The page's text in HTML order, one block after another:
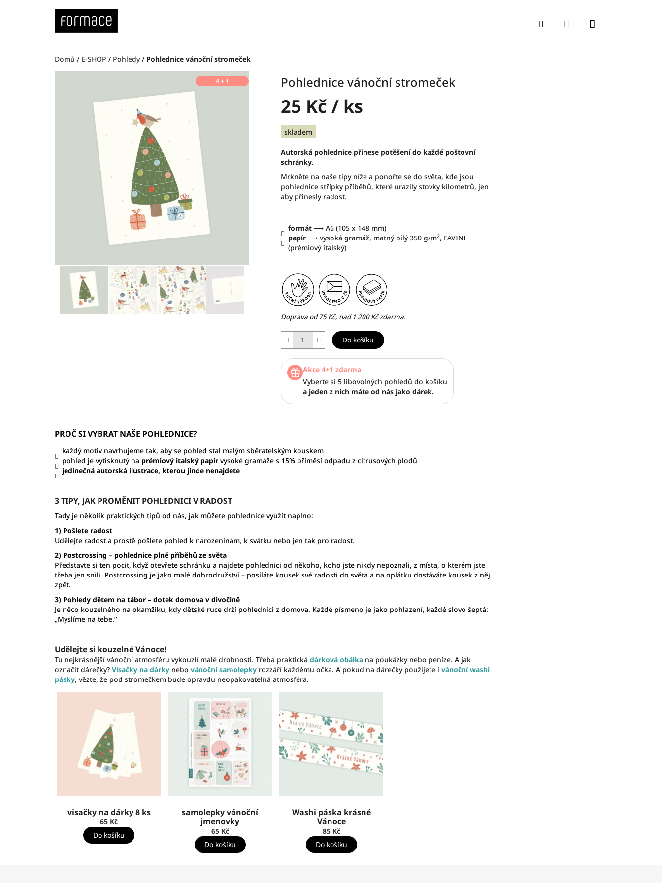
HledatPřihlášení
Domů / E-SHOP / Pohledy / Pohlednice vánoční stromeček
4 + 1 Pohlednice vánoční stromeček
25 Kč / ks
Měrná
cena:
skladem
Autorská pohlednice přinese potěšení do každé poštovní
schránky.
Mrkněte na naše tipy níže a ponořte se do světa, kde jsou
pohlednice střípky příběhů, které urazily stovky kilometrů, jen
aby přinesly radost.
formát ⟶ A6 (105 x 148 mm)
papír⟶ vysoká gramáž, matný bílý 350 g/m2, FAVINI
(prémiový italský)
Doprava od 75 Kč, nad 1 200 Kč zdarma.
Do košíku
Akce 4+1 zdarma
Vyberte si 5 libovolných pohledů do košíku
a jeden z nich máte od nás jako dárek.
PROČ SI VYBRAT NAŠE POHLEDNICE?
každý motiv navrhujeme tak, aby se pohled stal malým sběratelským kouskem
pohled je vytisknutý na prémiový italský papírvysoké gramáže s 15% příměsí odpadu z citrusových plodů
jedinečná autorská ilustrace, kterou jinde nenajdete
3 TIPY, JAK PROMĚNIT POHLEDNICI V RADOST
Tady je několik praktických tipů od nás, jak můžete pohlednice využít naplno:
1) Pošlete radost
Udělejte radost a prostě pošlete pohled k narozeninám, k svátku nebo jen tak pro radost.
2) Postcrossing – pohlednice plné příběhů ze světa
Představte si ten pocit, když otevřete schránku a najdete pohlednici od někoho, koho jste nikdy nepoznali, z místa, o kterém jste
třeba jen snili. Postcrossing je jako malé dobrodružství – posíláte kousek své radosti do světa a na oplátku dostáváte kousek z něj
zpět.
3) Pohledy dětem na tábor – dotek domova v divočině
Je něco kouzelného na okamžiku, kdy dětské ruce drží pohlednici z domova. Každé písmeno je jako pohlazení, každé slovo šeptá:
„Myslíme na tebe.“
Udělejte si kouzelné Vánoce!
Tu nejkrásnější vánoční atmosféru vykouzlí malé drobnosti. Třeba praktická dárková obálkana poukázky nebo peníze. A jak
označit dárečky? Visačky na dárkynebo vánoční samolepky rozzáří každému očka. A pokud na dárečky použijete i vánoční washi
pásky, vězte, že pod stromečkem bude opravdu neopakovatelná atmosféra.
visačky na dárky 8 ks
65 Kč
Do košíku
samolepky vánoční
jmenovky
65 Kč
Do košíku
Washi páska krásné
Vánoce
85 Kč
Do košíku